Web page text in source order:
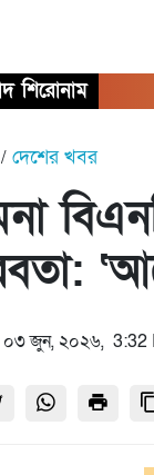
শিরোনাম
দেশের খবর
০৩ জুন, ২০২৬, 3:32